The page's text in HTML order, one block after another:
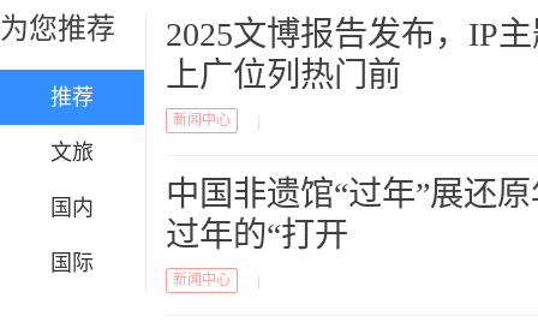
为您推荐
推荐
文旅
国内
国际
2025文博报告发布，IP
上广位列热门前
新闻中心
中国非遗馆“过年”展还
过年的“打开
新闻中心